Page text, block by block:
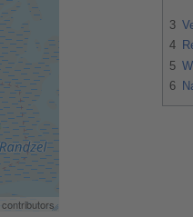
3
4
5
6
contributors